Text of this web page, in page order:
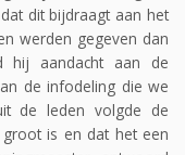
dit bijdraagt aan het
werden gegeven dan
hij aandacht aan de
de infodeling die we
de leden volgde de
is en dat het een